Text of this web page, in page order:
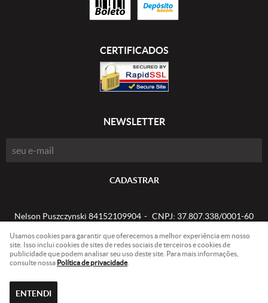
CERTIFICADOS
NEWSLETTER
CADASTRAR
Nelson Puszczynski 84152109904 CNPJ: 37.807.338/0001-60
LOJA VIRTUAL CRIADA POR
Usamos cookies para garantir que oferecemos a melhor experiência em nosso
site. Isso inclui cookies de sites de redes sociais de terceiros e cookies de
publicidade que podem analisar seu uso deste site. Para mais informações,
consulte nossa Política de privacidade.
ENTENDI